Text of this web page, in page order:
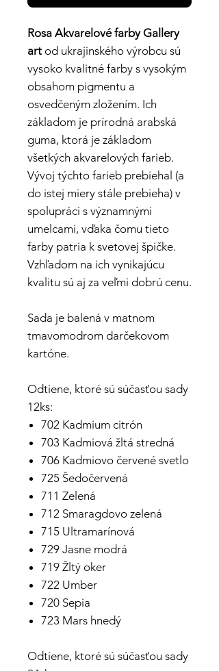
Rosa Akvarelové farby Gallery
art od ukrajinského výrobcu sú
vysoko kvalitné farby s vysokým
obsahom pigmentu a
osvedčeným zložením. Ich
základom je prírodná arabská
guma, ktorá je základom
všetkých akvarelových farieb.
Vývoj týchto farieb prebiehal (a
do istej miery stále prebieha) v
spolupráci s významnými
umelcami, vďaka čomu tieto
farby patria k svetovej špičke.
Vzhľadom na ich vynikajúcu
kvalitu sú aj za veľmi dobrú cenu.
Sada je balená v matnom
tmavomodrom darčekovom
kartóne.
Odtiene, ktoré sú súčasťou sady
12ks:
702 Kadmium citrón
703 Kadmiová žltá stredná
706 Kadmiovo červené svetlo
725 Šedočervená
711 Zelená
712 Smaragdovo zelená
715 Ultramarínová
729 Jasne modrá
719 Žltý oker
722 Umber
720 Sepia
723 Mars hnedý
Odtiene, ktoré sú súčasťou sady